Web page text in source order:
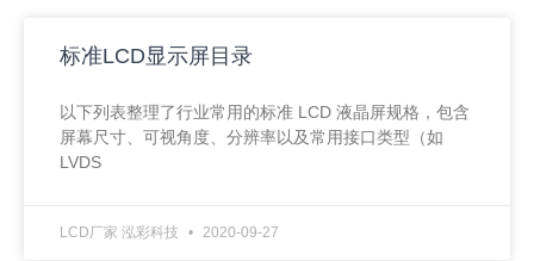
标准LCD显示屏目录
以下列表整理了行业常用的标准 LCD 液晶屏规格，包含
屏幕尺寸、可视角度、分辨率以及常用接口类型（如
LVDS
LCD厂家 泓彩科技 2020-09-27